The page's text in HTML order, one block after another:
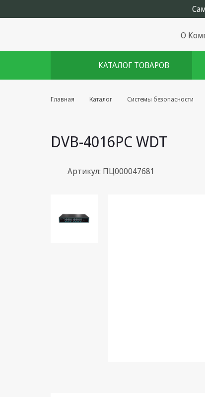
О
КАТАЛОГ ТОВАРОВ
Комплекты августа
Android TV приставки
Спутниковое оборудование
Главная Каталог Системы безопасности
DVB-4016PC WDT
Артикул: ПЦ000047681